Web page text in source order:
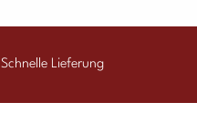
Schnelle Lieferung